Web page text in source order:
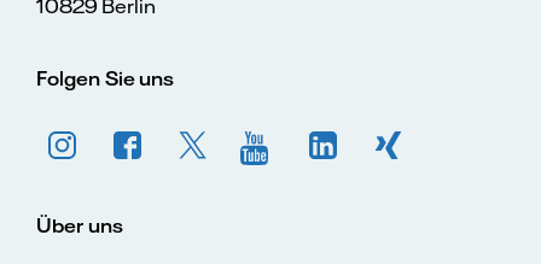
10829 Berlin
Folgen Sie uns
Über uns